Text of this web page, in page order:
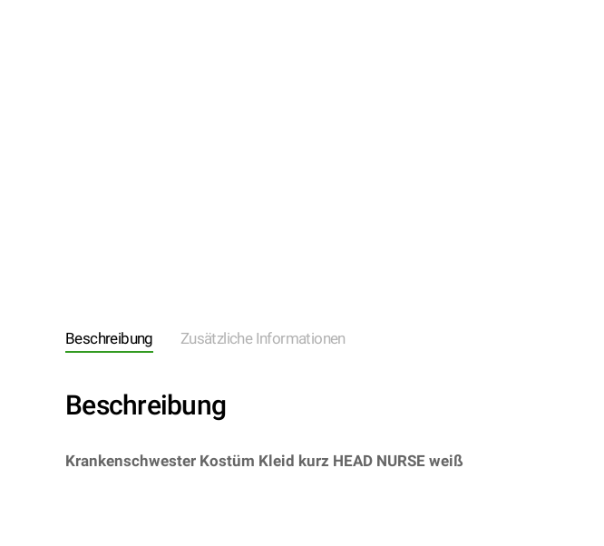
Beschreibung Zusätzliche Informationen
Beschreibung
Krankenschwester Kostüm Kleid kurz HEAD NURSE weiß